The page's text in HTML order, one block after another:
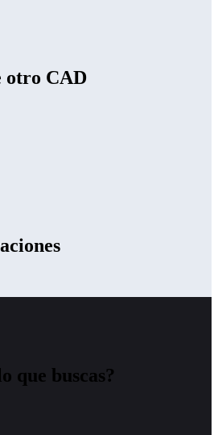
otro CAD
que buscas?